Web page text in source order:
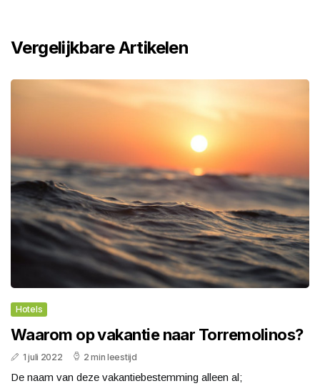
Vergelijkbare Artikelen
Hotels
Waarom op vakantie naar Torremolinos?
1 juli 2022 2 min leestijd
De naam van deze vakantiebestemming alleen al;